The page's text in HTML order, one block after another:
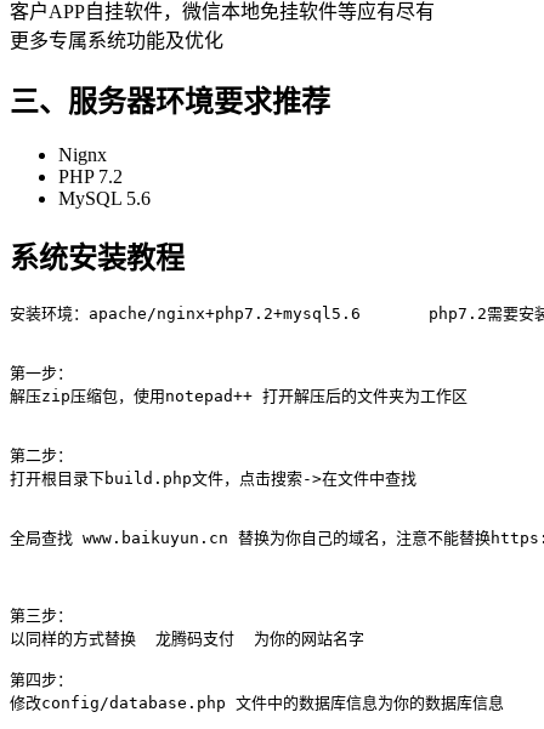
客户APP自挂软件，微信本地免挂软件等应有尽有
更多专属系统功能及优化
三、服务器环境要求推荐
Nignx
PHP 7.2
MySQL 5.6
系统安装教程
安装环境：apache/nginx+php7.2+mysql5.6       php7.2需要安
第一步：
解压zip压缩包，使用notepad++ 打开解压后的文件夹为工作区
第二步：
打开根目录下build.php文件，点击搜索->在文件中查找
全局查找 www.baikuyun.cn 替换为你自己的域名，注意不能替换
第三步：
以同样的方式替换  龙腾码支付  为你的网站名字
第四步：
修改config/database.php 文件中的数据库信息为你的数据库信息